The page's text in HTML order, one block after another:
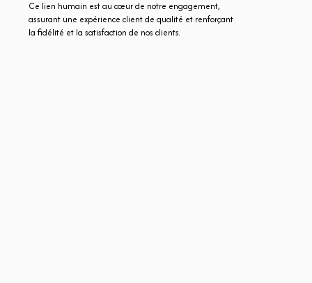
Ce lien humain est au cœur de notre engagement,
assurant une expérience client de qualité et renforçant
la fidélité et la satisfaction de nos clients.